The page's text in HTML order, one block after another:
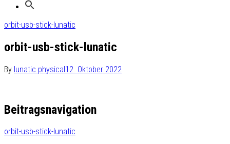
orbit-usb-stick-lunatic
orbit-usb-stick-lunatic
By lunatic physical12. Oktober 2022
Beitragsnavigation
orbit-usb-stick-lunatic